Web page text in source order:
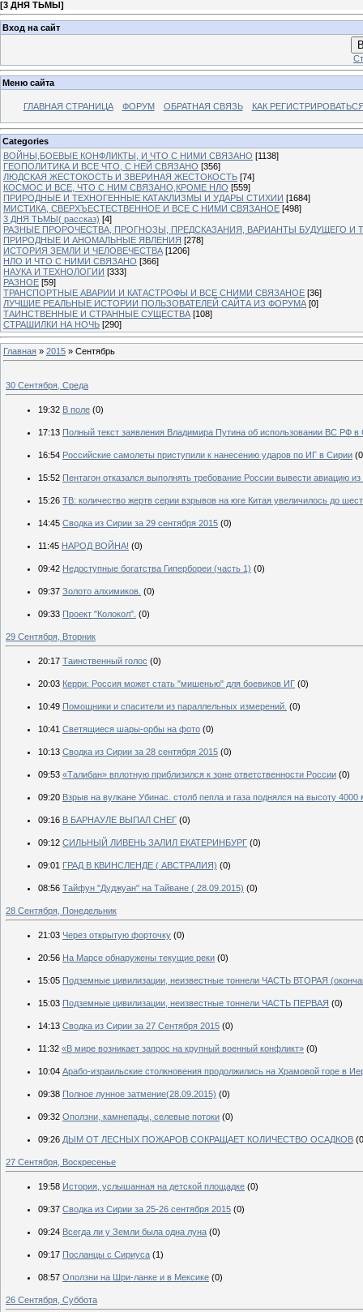
[3 ДНЯ ТЬМЫ]
Вход на сайт
Меню сайта
ГЛАВНАЯ СТРАНИЦА ФОРУМ ОБРАТНАЯ СВЯЗЬ КАК
Categories
ВОЙНЫ,БОЕВЫЕ КОНФЛИКТЫ, И ЧТО С НИМИ СВЯЗАНО [1138]
ГЕОПОЛИТИКА И ВСЕ ЧТО, С НЕЙ СВЯЗАНО [356]
ЛЮДСКАЯ ЖЕСТОКОСТЬ И ЗВЕРИНАЯ ЖЕСТОКОСТЬ [74]
КОСМОС И ВСЕ, ЧТО С НИМ СВЯЗАНО,КРОМЕ НЛО [559]
ПРИРОДНЫЕ И ТЕХНОГЕННЫЕ КАТАКЛИЗМЫ И УДАРЫ СТИХИИ [1684]
МИСТИКА, СВЕРХЪЕСТЕСТВЕННОЕ И ВСЕ С НИМИ СВЯЗАНОЕ [498]
3 ДНЯ ТЬМЫ( рассказ) [4]
РАЗНЫЕ ПРОРОЧЕСТВА, ПРОГНОЗЫ, ПРЕДСКАЗАНИЯ, ВАРИАНТЫ БУДУЩЕГО И
ПРИРОДНЫЕ И АНОМАЛЬНЫЕ ЯВЛЕНИЯ [278]
ИСТОРИЯ ЗЕМЛИ И ЧЕЛОВЕЧЕСТВА [1206]
НЛО И ЧТО С НИМИ СВЯЗАНО [366]
НАУКА И ТЕХНОЛОГИИ [333]
РАЗНОЕ [59]
ТРАНСПОРТНЫЕ АВАРИИ И КАТАСТРОФЫ И ВСЕ СНИМИ СВЯЗАНОЕ [36]
ЛУЧШИЕ РЕАЛЬНЫЕ ИСТОРИИ ПОЛЬЗОВАТЕЛЕЙ САЙТА ИЗ ФОРУМА [0]
ТАИНСТВЕННЫЕ И СТРАННЫЕ СУЩЕСТВА [108]
СТРАШИЛКИ НА НОЧЬ [290]
Главная » 2015 » Сентябрь
30 Сентября, Среда
19:32 В поле (0)
17:13 Полный текст заявления Владимира Путина об использовании ВС РФ в
16:54 Российские самолеты приступили к нанесению ударов по ИГ в Сирии
15:52 Пентагон отказался выполнять требование России вывести авиацию
15:26 ТВ: количество жертв серии взрывов на юге Китая увеличилось до
14:45 Сводка из Сирии за 29 сентября 2015 (0)
11:45 НАРОД ВОЙНА! (0)
09:42 Недоступные богатства Гипербореи (часть 1) (0)
09:37 Золото алхимиков. (0)
09:33 Проект "Колокол". (0)
29 Сентября, Вторник
20:17 Таинственный голос (0)
20:03 Керри: Россия может стать "мишенью" для боевиков ИГ (0)
10:49 Помощники и спасители из параллельных измерений. (0)
10:41 Светящиеся шары-орбы на фото (0)
10:13 Сводка из Сирии за 28 сентября 2015 (0)
09:53 «Талибан» вплотную приблизился к зоне ответственности России (0)
09:20 Взрыв на вулкане Убинас. столб пепла и газа поднялся на высоту
09:16 В БАРНАУЛЕ ВЫПАЛ СНЕГ (0)
09:12 СИЛЬНЫЙ ЛИВЕНЬ ЗАЛИЛ ЕКАТЕРИНБУРГ (0)
09:01 ГРАД В КВИНСЛЕНДЕ ( АВСТРАЛИЯ) (0)
08:56 Тайфун "Дуджуан" на Тайване ( 28.09.2015) (0)
28 Сентября, Понедельник
21:03 Через открытую форточку (0)
20:56 На Марсе обнаружены текущие реки (0)
15:05 Подземные цивилизации, неизвестные тоннели ЧАСТЬ ВТОРАЯ
15:03 Подземные цивилизации, неизвестные тоннели ЧАСТЬ ПЕРВАЯ (0)
14:13 Сводка из Сирии за 27 Сентября 2015 (0)
11:32 «В мире возникает запрос на крупный военный конфликт» (0)
10:04 Арабо-израильские столкновения продолжились на Храмовой горе в
09:38 Полное лунное затмение(28.09.2015) (0)
09:32 Оползни, камнепады, селевые потоки (0)
09:26 ДЫМ ОТ ЛЕСНЫХ ПОЖАРОВ СОКРАЩАЕТ КОЛИЧЕСТВО ОСАДКОВ
27 Сентября, Воскресенье
19:58 История, услышанная на детской площадке (0)
09:37 Сводка из Сирии за 25-26 сентября 2015 (0)
09:24 Всегда ли у Земли была одна луна (0)
09:17 Посланцы с Сириуса (1)
08:57 Оползни на Шри-ланке и в Мексике (0)
26 Сентября, Суббота